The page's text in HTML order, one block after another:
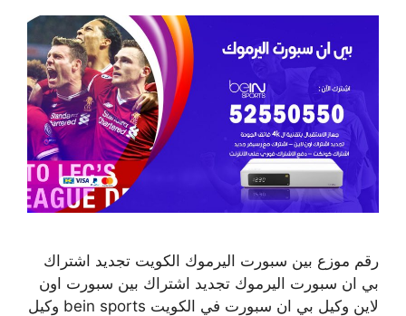
رقم موزع بين سبورت اليرموك الكويت تجديد اشتراك
بي ان سبورت اليرموك تجديد اشتراك بين سبورت اون
لاين وكيل بي ان سبورت في الكويت bein sports وكيل